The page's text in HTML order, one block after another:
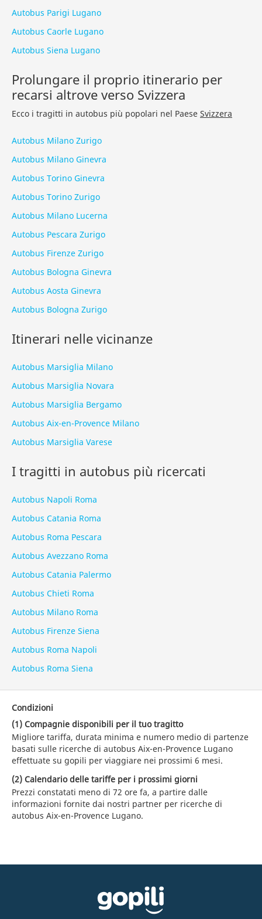
Autobus Parigi Lugano
Autobus Caorle Lugano
Autobus Siena Lugano
Prolungare il proprio itinerario per
recarsi altrove verso Svizzera
Ecco i tragitti in autobus più popolari nel Paese Svizzera
Autobus Milano Zurigo
Autobus Milano Ginevra
Autobus Torino Ginevra
Autobus Torino Zurigo
Autobus Milano Lucerna
Autobus Pescara Zurigo
Autobus Firenze Zurigo
Autobus Bologna Ginevra
Autobus Aosta Ginevra
Autobus Bologna Zurigo
Itinerari nelle vicinanze
Autobus Marsiglia Milano
Autobus Marsiglia Novara
Autobus Marsiglia Bergamo
Autobus Aix-en-Provence Milano
Autobus Marsiglia Varese
I tragitti in autobus più ricercati
Autobus Napoli Roma
Autobus Catania Roma
Autobus Roma Pescara
Autobus Avezzano Roma
Autobus Catania Palermo
Autobus Chieti Roma
Autobus Milano Roma
Autobus Firenze Siena
Autobus Roma Napoli
Autobus Roma Siena
Condizioni
(1) Compagnie disponibili per il tuo tragitto
Migliore tariffa, durata minima e numero medio di partenze
basati sulle ricerche di autobus Aix-en-Provence Lugano
effettuate su gopili per viaggiare nei prossimi 6 mesi.
(2) Calendario delle tariffe per i prossimi giorni
Prezzi constatati meno di 72 ore fa, a partire dalle
informazioni fornite dai nostri partner per ricerche di
autobus Aix-en-Provence Lugano.